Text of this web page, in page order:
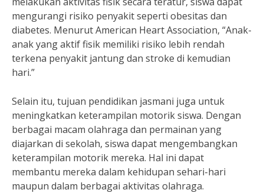
mengurangi risiko penyakit seperti obesitas dan
diabetes. Menurut American Heart Association, “Anak-
anak yang aktif fisik memiliki risiko lebih rendah
terkena penyakit jantung dan stroke di kemudian
hari.”
Selain itu, tujuan pendidikan jasmani juga untuk
meningkatkan keterampilan motorik siswa. Dengan
berbagai macam olahraga dan permainan yang
diajarkan di sekolah, siswa dapat mengembangkan
keterampilan motorik mereka. Hal ini dapat
membantu mereka dalam kehidupan sehari-hari
maupun dalam berbagai aktivitas olahraga.